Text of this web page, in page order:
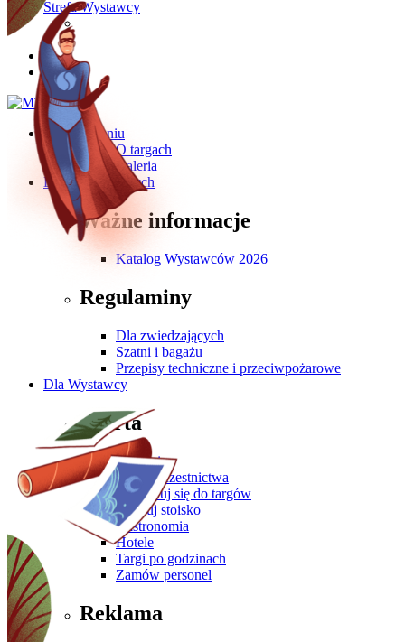
Strefa Wystawcy
O wydarzeniu
O targach
Galeria
Dla Zwiedzających
Ważne informacje
Katalog Wystawców 2026
Regulaminy
Dla zwiedzających
Szatni i bagażu
Przepisy techniczne i przeciwpożarowe
Dla Wystawcy
Oferta
Zgłoś się
Oferta uczestnictwa
Przygotuj się do targów
Zbuduj stoisko
Gastronomia
Hotele
Targi po godzinach
Zamów personel
Reklama